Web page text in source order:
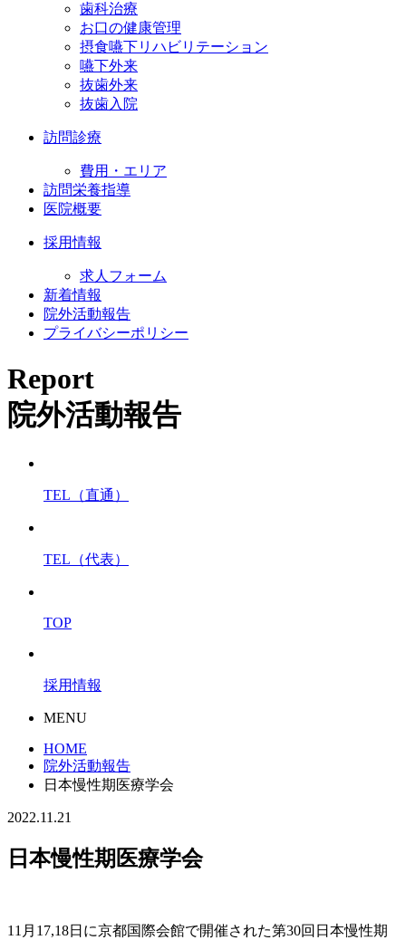
歯科治療
お口の健康管理
摂食嚥下リハビリテーション
嚥下外来
抜歯外来
抜歯入院
訪問診療
費用・エリア
訪問栄養指導
医院概要
採用情報
求人フォーム
新着情報
院外活動報告
プライバシーポリシー
Report
院外活動報告
TEL（直通）
TEL（代表）
TOP
採用情報
MENU
HOME
院外活動報告
日本慢性期医療学会
2022.11.21
日本慢性期医療学会
11月17,18日に京都国際会館で開催された第30回日本慢性期